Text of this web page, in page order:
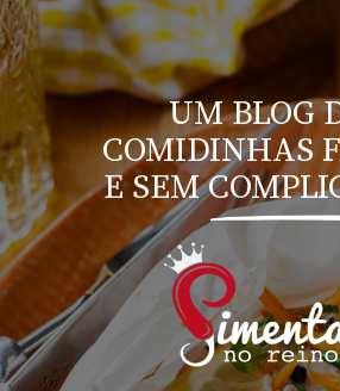
UM BLOG
COMIDINHAS
E SEM